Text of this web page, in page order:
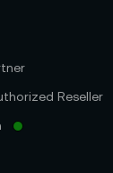
Reseller